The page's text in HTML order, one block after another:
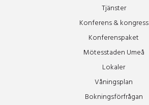
Tjänster
Konferens & kongress
Konferenspaket
Mötesstaden Umeå
Lokaler
Våningsplan
Bokningsförfrågan